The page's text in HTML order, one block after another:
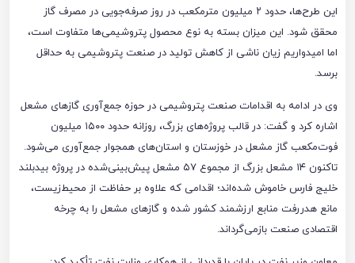
این طرح‌ها، حدود ۲ میلیون مترمکعب در روز صرفه‌جویی در مصرف گاز
محقق شود. این میزان بسته به نوع محصول پتروشیمی‌ها متفاوت است،
اما امیدواریم زیان ناشی از کاهش تولید در صنعت پتروشیمی به حداقل
برسد.
وی در ادامه به اقدامات صنعت پتروشیمی در حوزه جمع‌آوری گازهای مشعل
اشاره کرد و گفت: در قالب پروژه‌های بزرگ، روزانه حدود ۱۵۰۰ میلیون
فوت‌مکعب گاز مشعل در خوزستان و استان‌های همجوار جمع‌آوری می‌شود.
تاکنون ۱۴ مشعل بزرگ از مجموع ۵۷ مشعل پیش‌بینی‌شده در پروژه بیدبلند
خلیج فارس خاموش شده‌اند؛ اقدامی که علاوه بر حفاظت از محیط‌زیست،
مانع هدررفت منابع ارزشمند کشور شده و گازهای مشعل را به چرخه
اقتصادی صنعت بازمی‌گرداند.